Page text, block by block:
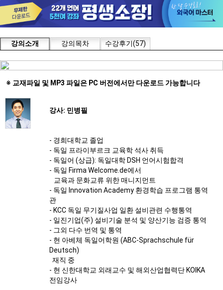
강의소개 강의목차 수강후기(57)
※ 교재파일 및 MP3 파일은 PC 버전에서만 다운로드 가능합니다
강사: 민병필
- 경희대학교 졸업
- 독일 프라이부르크 교육학 석사 취득
- 독일어 (상급): 독일대학 DSH 언어시험합격
- 독일 Firma Welcome.de에서
교육과 문화교류 위한 매니지먼트
- 독일 Innovation Academy 환경학습 프로그램 통역
관
- KCC 독일 무기질사업 일환 설비관련 수행통역
- 일진기업(주) 설비기술 분석 및 양산기능 검증 통역
- 그외 다수 번역 및 통역
- 현 아베체 독일어학원 (ABC-Sprachschule für
Deutsch)
재직 중
- 현 신한대학교 외래교수 및 해외산업협력단 KOIKA
전임강사